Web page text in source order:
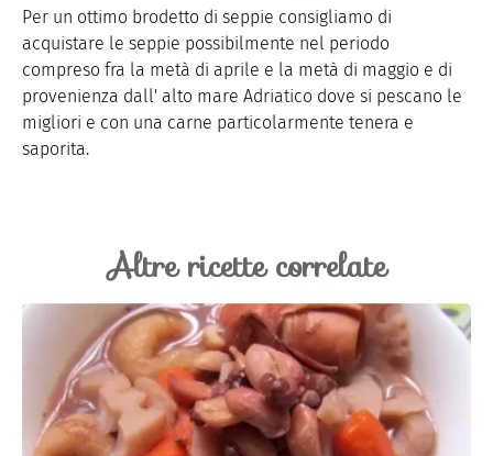
Per un ottimo brodetto di seppie consigliamo di
acquistare le seppie possibilmente nel periodo
compreso fra la metà di aprile e la metà di maggio e di
provenienza dall' alto mare Adriatico dove si pescano le
migliori e con una carne particolarmente tenera e
saporita.
Altre ricette correlate